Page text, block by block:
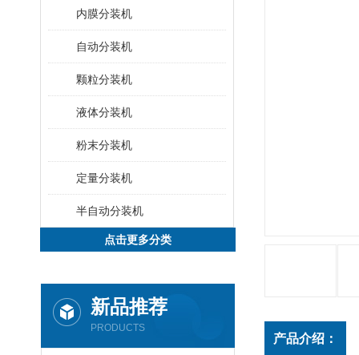
内膜分装机
自动分装机
颗粒分装机
液体分装机
粉末分装机
定量分装机
半自动分装机
点击更多分类
新品推荐
PRODUCTS
产品介绍：